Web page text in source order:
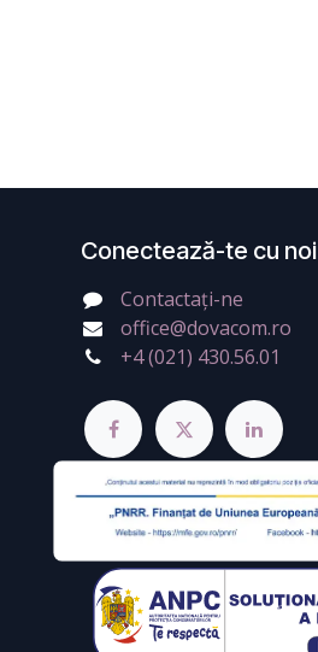
Conectează-te cu noi
Contactați-ne
office@dovacom.ro
+4 (021) 430.56.01